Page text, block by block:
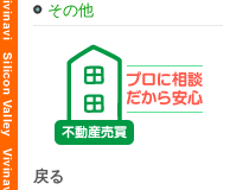
その他
戻る